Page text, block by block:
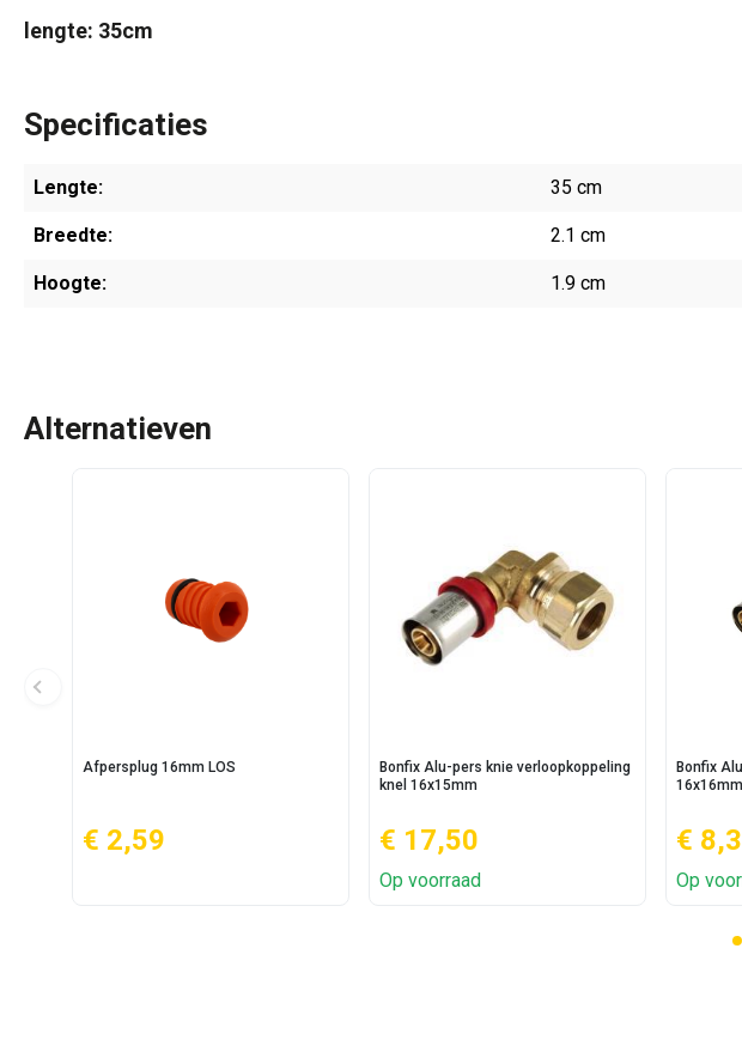
lengte: 35cm
Specificaties
Lengte: 35 cm
Breedte: 2.1 cm
Hoogte: 1.9 cm
Alternatieven
Afpersplug 16mm LOS
€ 2,59
Bonfix Alu-pers knie verloopkoppeling
knel 16x15mm
€ 17,50
Op voorraad
Bonfix
16x16mm
€
Op